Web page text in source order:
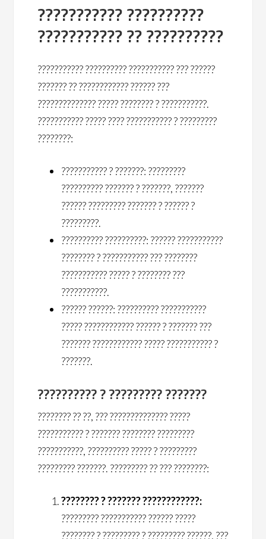
??????????? ??????????
??????????? ?? ??????????
??????????? ?????????? ??????????? ??? ??????
??????? ?? ???????????? ?????? ???
?????????????? ????? ???????? ? ???????????.
??????????? ????? ???? ??????????? ? ?????????
????????:
??????????? ? ???????: ?????????
?????????? ??????? ? ???????, ???????
?????? ????????? ??????? ? ?????? ?
?????????.
?????????? ??????????: ?????? ???????????
???????? ? ??????????? ??? ????????
??????????? ????? ? ???????? ???
???????????.
?????? ??????: ?????????? ???????????
????? ???????????? ?????? ? ??????? ???
??????? ???????????? ????? ??????????? ?
???????.
?????????? ? ????????? ???????
???????? ?? ??, ??? ?????????????? ?????
??????????? ? ??????? ???????? ?????????
???????????, ?????????? ????? ? ?????????
????????? ???????. ????????? ?? ??? ????????:
???????? ? ??????? ????????????:
????????? ??????????? ?????? ?????
???????? ? ????????? ? ????????? ??????, ???